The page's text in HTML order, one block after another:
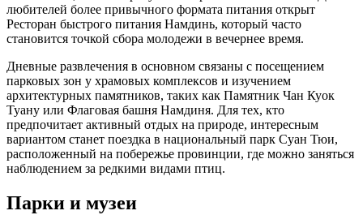
любителей более привычного формата питания открыт
Ресторан быстрого питания Намдинь, который часто
становится точкой сбора молодежи в вечернее время.
Дневные развлечения в основном связаны с посещением
парковых зон у храмовых комплексов и изучением
архитектурных памятников, таких как Памятник Чан Куок
Туану или Флаговая башня Намдиня. Для тех, кто
предпочитает активный отдых на природе, интересным
вариантом станет поездка в национальный парк Суан Тюи,
расположенный на побережье провинции, где можно заняться
наблюдением за редкими видами птиц.
Парки и музеи